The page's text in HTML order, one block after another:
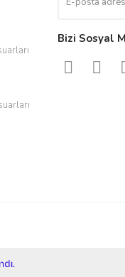
Bizi Sosyal